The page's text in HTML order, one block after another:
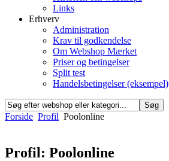
Links
Erhverv
Administration
Krav til godkendelse
Om Webshop Mærket
Priser og betingelser
Split test
Handelsbetingelser (eksempel)
Forside Profil Poolonline
Profil: Poolonline